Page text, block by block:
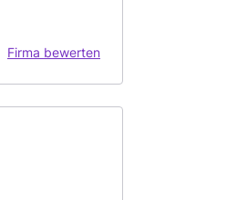
Firma bewerten